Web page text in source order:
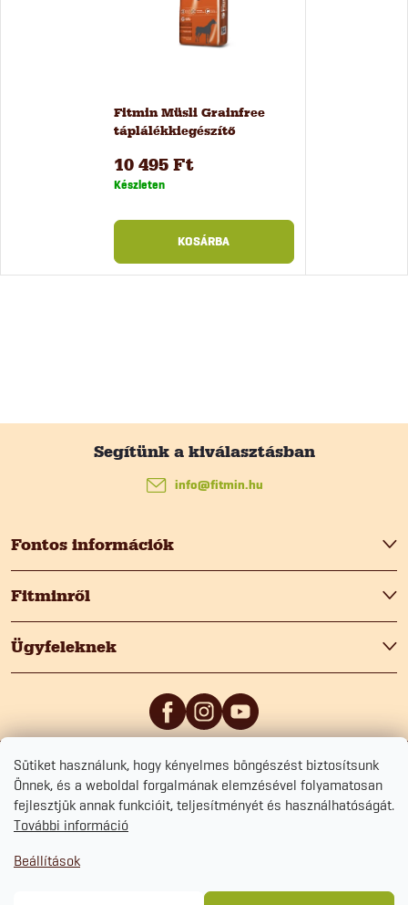
Sütiket használunk, hogy kényelmes böngészést biztosítsunk
Önnek, és a weboldal forgalmának elemzésével folyamatosan
fejlesztjük annak funkcióit, teljesítményét és használhatóságát.
További információ
Beállítások
Fitmin Müsli Grainfree
táplálékkiegészítő
10 495 Ft
Készleten
KOSÁRBA
b
é
c
Fontos információk
Fitminről
Ügyfeleknek
info@fitmin.hu
Szerződési FeltételekSütikezelési tájékoztató
Copyright 2026